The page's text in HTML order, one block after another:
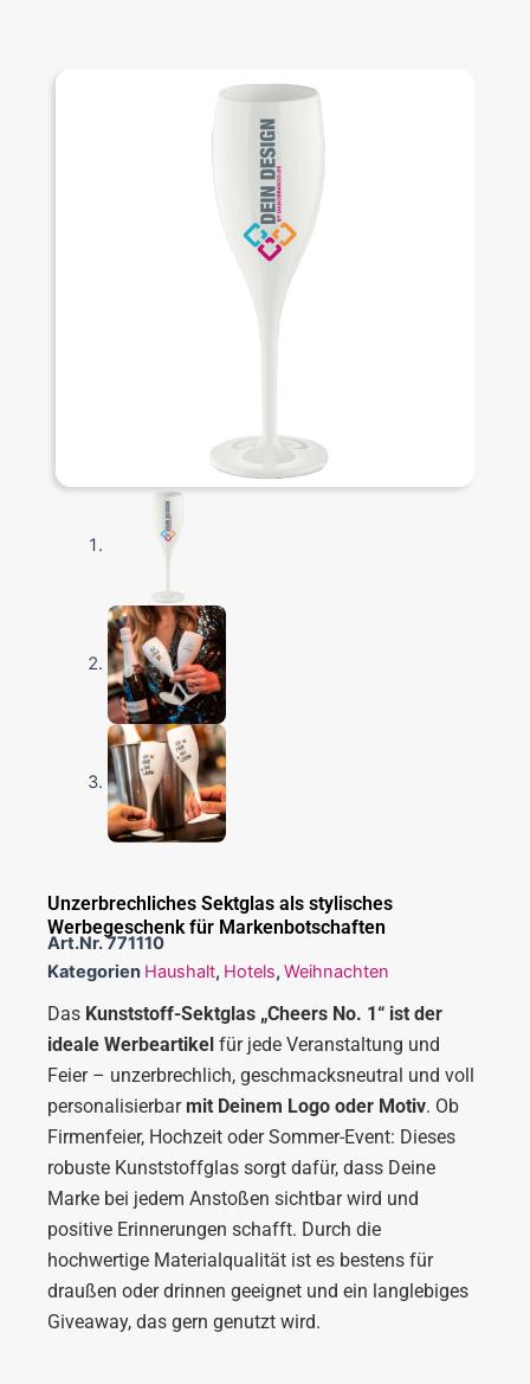
Unzerbrechliches Sektglas als stylisches
Werbegeschenk für Markenbotschaften
Art.Nr.771110
Kategorien Haushalt, Hotels, Weihnachten
Das Kunststoff-Sektglas „Cheers No. 1“ ist der
ideale Werbeartikel für jede Veranstaltung und
Feier – unzerbrechlich, geschmacksneutral und voll
personalisierbarmit Deinem Logo oder Motiv. Ob
Firmenfeier, Hochzeit oder Sommer-Event: Dieses
robuste Kunststoffglas sorgt dafür, dass Deine
Marke bei jedem Anstoßen sichtbar wird und
positive Erinnerungen schafft. Durch die
hochwertige Materialqualität ist es bestens für
draußen oder drinnen geeignet und ein langlebiges
Giveaway, das gern genutzt wird.